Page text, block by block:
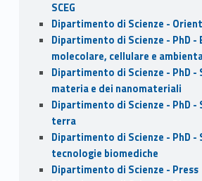
SCEG
Dipartimento di Scienze -
Dipartimento di Scienze - PhD -
molecolare, cellulare e
Dipartimento di Scienze - PhD -
materia e dei nanomateriali
Dipartimento di Scienze - PhD -
terra
Dipartimento di Scienze - PhD -
tecnologie biomediche
Dipartimento di Scienze - Press